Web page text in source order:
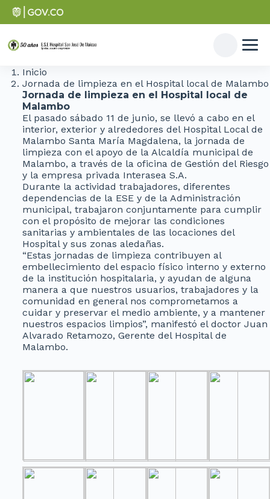
Inicio
Jornada de limpieza en el Hospital local de Malambo
Jornada de limpieza en el Hospital local de
Malambo
El pasado sábado 11 de junio, se llevó a cabo en el
interior, exterior y alrededores del Hospital Local de
Malambo Santa María Magdalena, la jornada de
limpieza con el apoyo de la Alcaldía municipal de
Malambo, a través de la oficina de Gestión del Riesgo
y la empresa privada Interasea S.A.
Durante la actividad trabajadores, diferentes
dependencias de la ESE y de la Administración
municipal, trabajaron conjuntamente para cumplir
con el propósito de mejorar las condiciones
sanitarias y ambientales de las locaciones del
Hospital y sus zonas aledañas.
“Estas jornadas de limpieza contribuyen al
embellecimiento del espacio físico interno y externo
de la institución hospitalaria, y ayudan de alguna
manera a que nuestros usuarios, trabajadores y la
comunidad en general nos comprometamos a
cuidar y preservar el medio ambiente, y a mantener
nuestros espacios limpios”, manifestó el doctor Juan
Alvarado Retamozo, Gerente del Hospital de
Malambo.